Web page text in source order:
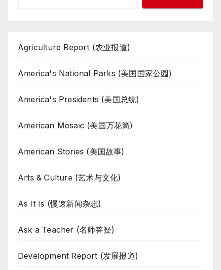
Agriculture Report (农业报道)
America's National Parks (美国国家公园)
America's Presidents (美国总统)
American Mosaic (美国万花筒)
American Stories (美国故事)
Arts & Culture (艺术与文化)
As It Is (慢速新闻杂志)
Ask a Teacher (名师答疑)
Development Report (发展报道)